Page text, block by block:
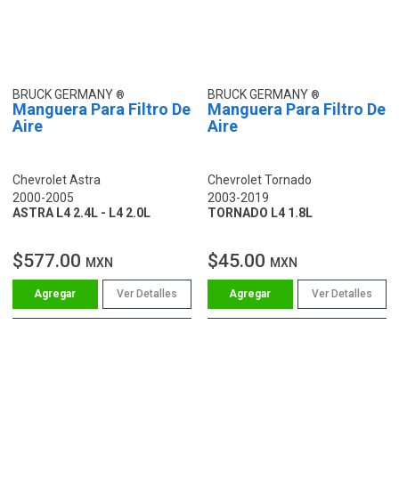
BRUCK GERMANY
Manguera Para Filtro De
Aire
Chevrolet Astra
2000-2005
ASTRA L4 2.4L - L4 2.0L
$577.00 MXN
Ver Detalles
BRUCK GERMANY
Manguera Para Filtro De
Aire
Chevrolet Tornado
2003-2019
TORNADO L4 1.8L
$45.00 MXN
Ver Detalles